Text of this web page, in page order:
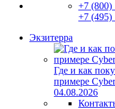
+7 (800)
+7 (495)
Экзитерра
Где и как
примере
04.08.2026